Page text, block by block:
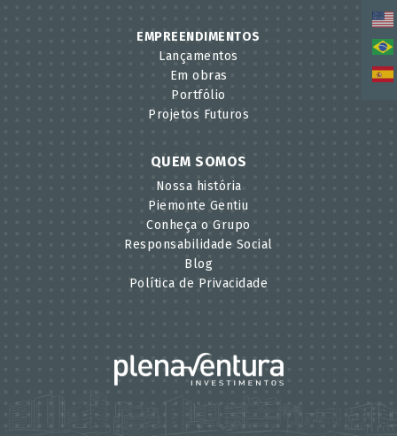
EMPREENDIMENTOS
Lançamentos
Em obras
Portfólio
Projetos Futuros
QUEM SOMOS
Nossa história
Piemonte Gentiu
Conheça o Grupo
Responsabilidade Social
Blog
Política de Privacidade